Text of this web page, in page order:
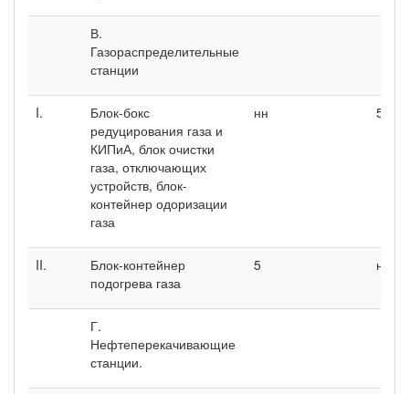
В.
Газораспределительные
станции
I.
Блок-бокс
редуцирования газа и
КИПиА, блок очистки
газа, отключающих
устройств, блок-
контейнер одоризации
газа
нн 5
II.
Блок-контейнер
подогрева газа
5 нн
Г.
Нефтеперекачивающие
станции.